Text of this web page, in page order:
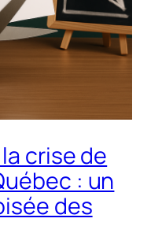
crise de
: un
des